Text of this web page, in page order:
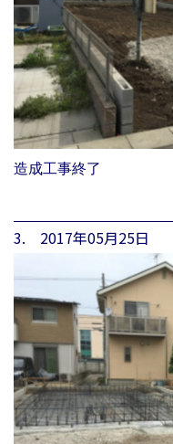
造成工事終了
3. 2017年05月25日